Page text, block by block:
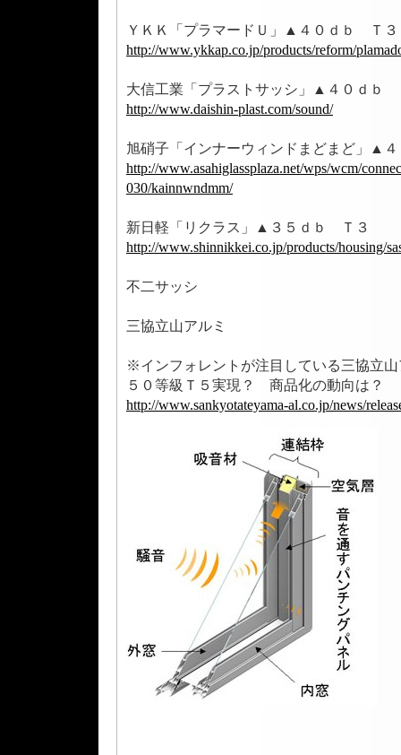
ＹＫＫ「プラマードＵ」▲４０ｄｂ Ｔ３
http://www.ykkap.co.jp/products/reform/
大信工業「プラストサッシ」▲４０ｄｂ
http://www.daishin-plast.com/sound/
旭硝子「インナーウィンドまどまど」▲
http://www.asahiglassplaza.net/wps/wcm/
030/kainnwndmm/
新日軽「リクラス」▲３５ｄｂ Ｔ３
http://www.shinnikkei.co.jp/products/housing/
不二サッシ
三協立山アルミ
※インフォレントが注目している三協立
５０等級Ｔ５実現？ 商品化の動向は？
http://www.sankyotateyama-al.co.jp/news/